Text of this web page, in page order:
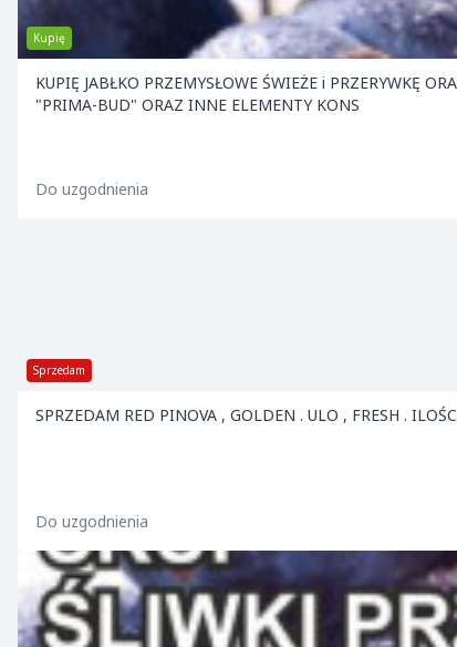
Kupię
KUPIĘ JABŁKO PRZEMYSŁOWE ŚWIEŻE i PRZERYWKĘ ORAZ ŚLIWKA i WIŚNIA NA PRZEMYSŁ . OFERUJEMY BAMBUSY , SŁUPY BETONOWE
"PRIMA-BUD" ORAZ INNE ELEMENTY KONS
Do uzgodnienia
Sprzedam
SPRZEDAM RED PINOVA , GOLDEN .
Do uzgodnienia